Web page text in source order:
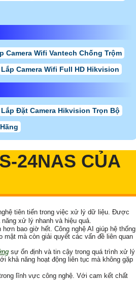
Camera Wifi Vantech Chống Trộm
Lắp Camera Wifi Full HD Hikvision
Lắp Đặt Camera Hikvision Trọn Bộ
24NAS CỦA
tiên tiến trong việc xử lý dữ liệu. Được
xử lý nhanh và hiệu quả.
bao giờ hết. Công nghệ AI giúp hệ thống
mà còn giải quyết các vấn đề liên quan
sự ổn định và tin cậy trong quá trình xử lý
khả năng hoạt động liên tục mà không gặp
lĩnh vực công nghệ. Với cam kết chất